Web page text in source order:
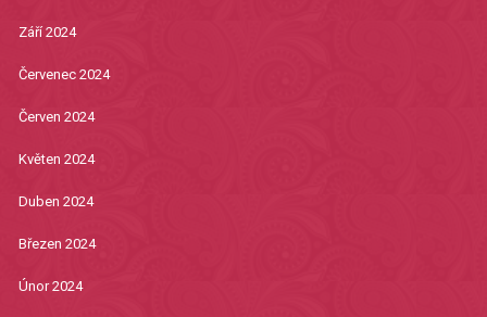
Září 2024
Červenec 2024
Červen 2024
Květen 2024
Duben 2024
Březen 2024
Únor 2024